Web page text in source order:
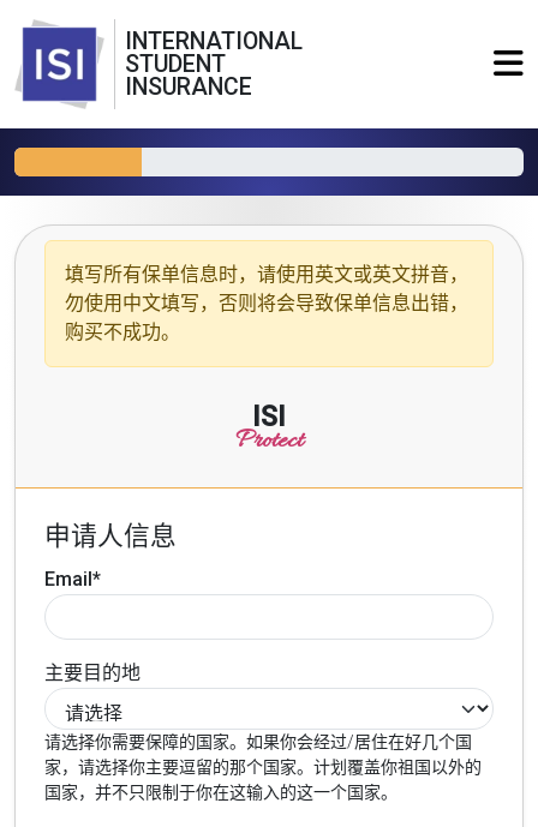
INTERNATIONAL
STUDENT
INSURANCE
填写所有保单信息时，请使用 英文或英文拼音，
勿使用中文填写，否则将会导致保单信息出错，
购买不成功。
ISI
Protect
申请人信息
Email*
主要目的地
请选择你需要保障的国家。如果你会经过/居住在好几个国
家，请选择你主要逗留的那个国家。计划覆盖你祖国以外的
国家，并不只限制于你在这输入的这一个国家。